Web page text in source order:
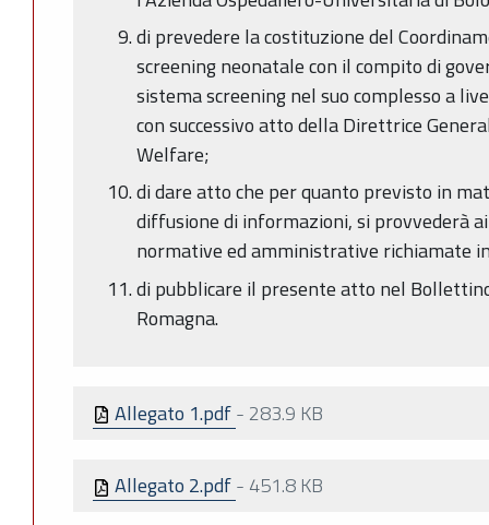
di prevedere la costituzione del
screening neonatale con il compito di
sistema screening nel suo complesso a
con successivo atto della Direttrice
Welfare;
di dare atto che per quanto previsto in
diffusione di informazioni, si provvederà
normative ed amministrative richiamate
di pubblicare il presente atto nel
Romagna.
Allegato 1.pdf- 283.9 KB
Allegato 2.pdf- 451.8 KB